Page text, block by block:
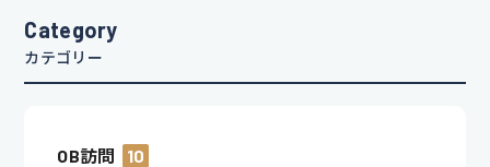
Category
カテゴリー
OB訪問 10